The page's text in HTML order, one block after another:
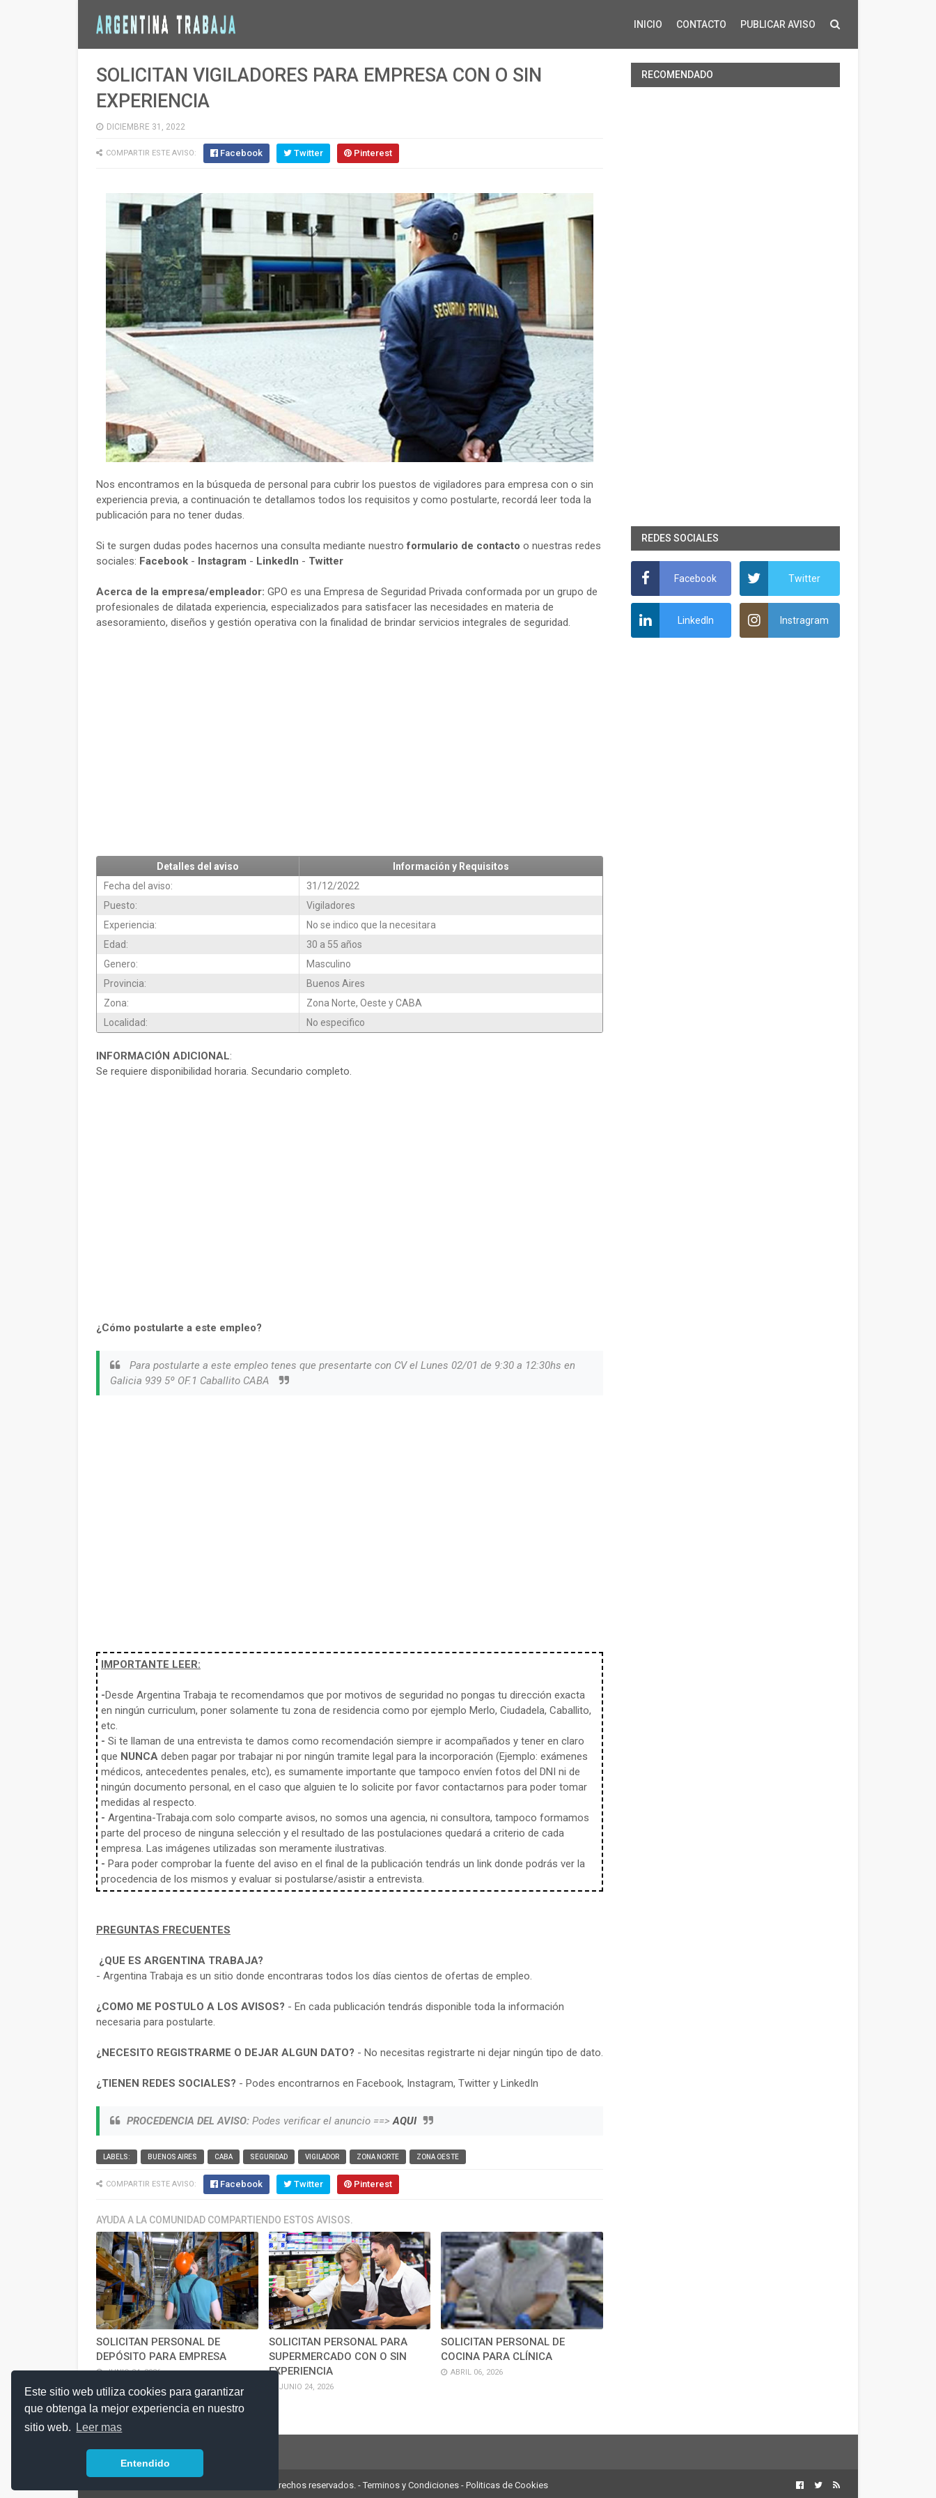
Este sitio web utiliza cookies para garantizar
que obtenga la mejor experiencia en nuestro
sitio web.
Leer mas
Entendido
INICIO CONTACTO PUBLICAR AVISO
SOLICITAN VIGILADORES PARA EMPRESA CON O SIN
EXPERIENCIA
DICIEMBRE 31, 2022
COMPARTIR ESTE AVISO: Facebook Twitter Pinterest
Nos encontramos en la búsqueda de personal para cubrir los puestos de vigiladores para empresa con o sin
experiencia previa, a continuación te detallamos todos los requisitos y como postularte, recordá leer toda la
publicación para no tener dudas.
Si te surgen dudas podes hacernos una consulta mediante nuestroformulario de contacto o nuestras redes
sociales: Facebook - Instagram - LinkedIn - Twitter
Acerca de la empresa/empleador: GPO es una Empresa de Seguridad Privada conformada por un grupo de
profesionales de dilatada experiencia, especializados para satisfacer las necesidades en materia de
asesoramiento, diseños y gestión operativa con la finalidad de brindar servicios integrales de seguridad.
Detalles del aviso
Información y Requisitos
Fecha del aviso:
31/12/2022
Puesto:
Vigiladores
Experiencia:
No se indico que la necesitara
Edad:
30 a 55 años
Genero:
Masculino
Provincia:
Buenos Aires
Zona:
Zona Norte, Oeste y CABA
Localidad:
No especifico
INFORMACIÓN ADICIONAL:
Se requiere disponibilidad horaria. Secundario completo.
¿Cómo postularte a este empleo?
Para postularte a este empleo tenes que presentarte con CV el Lunes 02/01 de 9:30 a 12:30hs en
Galicia 939 5º OF.1 Caballito CABA
IMPORTANTE LEER:
-Desde Argentina Trabaja te recomendamos que por motivos de seguridad no pongas tu dirección exacta
en ningún curriculum, poner solamente tu zona de residencia como por ejemplo Merlo, Ciudadela, Caballito,
etc.
- Si te llaman de una entrevista te damos como recomendación siempre ir acompañados y tener en claro
que NUNCA deben pagar por trabajar ni por ningún tramite legal para la incorporación (Ejemplo: exámenes
médicos, antecedentes penales, etc), es sumamente importante que tampoco envíen fotos del DNI ni de
ningún documento personal, en el caso que alguien te lo solicite por favor contactarnos para poder tomar
medidas al respecto.
- Argentina-Trabaja.com solo comparte avisos, no somos una agencia, ni consultora, tampoco formamos
parte del proceso de ninguna selección y el resultado de las postulaciones quedará a criterio de cada
empresa. Las imágenes utilizadas son meramente ilustrativas.
- Para poder comprobar la fuente del aviso en el final de la publicación tendrás un link donde podrás ver la
procedencia de los mismos y evaluar si postularse/asistir a entrevista.
PREGUNTAS FRECUENTES
¿QUE ES ARGENTINA TRABAJA?
- Argentina Trabaja es un sitio donde encontraras todos los días cientos de ofertas de empleo.
¿COMO ME POSTULO A LOS AVISOS? - En cada publicación tendrás disponible toda la información
necesaria para postularte.
¿NECESITO REGISTRARME O DEJAR ALGUN DATO? - No necesitas registrarte ni dejar ningún tipo de dato.
¿TIENEN REDES SOCIALES? - Podes encontrarnos en Facebook, Instagram, Twitter y LinkedIn
PROCEDENCIA DEL AVISO: Podes verificar el anuncio ==>AQUI
LABELS: BUENOS AIRES CABA SEGURIDAD VIGILADOR ZONA NORTE ZONA OESTE
COMPARTIR ESTE AVISO: Facebook Twitter Pinterest
AYUDA A LA COMUNIDAD COMPARTIENDO ESTOS AVISOS.
SOLICITAN PERSONAL DE
DEPÓSITO PARA EMPRESA
JUNIO 24, 2026
SOLICITAN PERSONAL PARA
SUPERMERCADO CON O SIN
EXPERIENCIA
JUNIO 24, 2026
SOLICITAN PERSONAL DE
COCINA PARA CLÍNICA
ABRIL 06, 2026
RECOMENDADO
REDES SOCIALES
Facebook Twitter
LinkedIn Instragram
© 2018 Argentina-Trabaja.com | Todos los derechos reservados. - Terminos y Condiciones - Politicas de Cookies